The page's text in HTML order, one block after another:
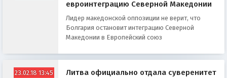
евроинтеграцию Северной Македонии
Лидер македонской оппозиции не верит, что
Болгария остановит интеграцию Северной
Македонии в Европейский союз
23.02.18 13:45
Литва официально отдала суверенитет